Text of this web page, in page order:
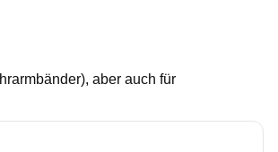
aber auch für